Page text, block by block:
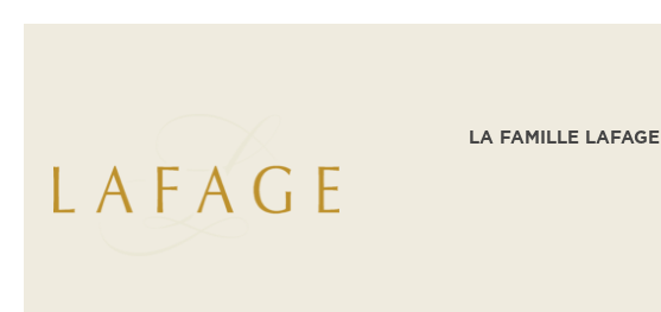
LA FAMILLE LAFAGE